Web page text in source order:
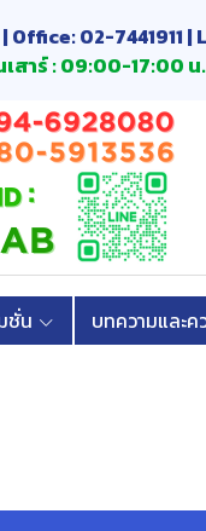
02-7441911 |
สาร์ : 09:00-17:00
ชั่น บทความและค